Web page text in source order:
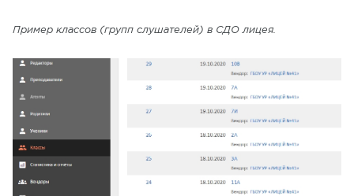
Пример классов (групп слушателей) в СДО лицея.